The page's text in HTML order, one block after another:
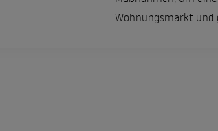
Wohnungsmarkt und